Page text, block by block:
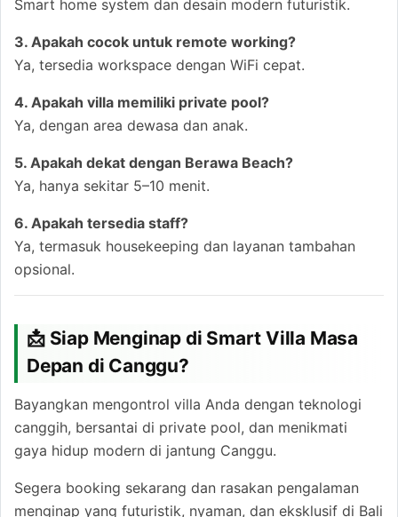
Smart home system dan desain modern futuristik.
3. Apakah cocok untuk remote working?
Ya, tersedia workspace dengan WiFi cepat.
4. Apakah villa memiliki private pool?
Ya, dengan area dewasa dan anak.
5. Apakah dekat dengan Berawa Beach?
Ya, hanya sekitar 5–10 menit.
6. Apakah tersedia staff?
Ya, termasuk housekeeping dan layanan tambahan
opsional.
📩 Siap Menginap di Smart Villa Masa
Depan di Canggu?
Bayangkan mengontrol villa Anda dengan teknologi
canggih, bersantai di private pool, dan menikmati
gaya hidup modern di jantung Canggu.
Segera booking sekarang dan rasakan pengalaman
menginap yang futuristik, nyaman, dan eksklusif di Bali